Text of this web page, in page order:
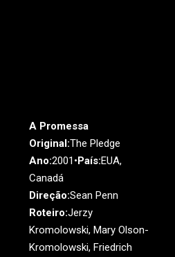
A Promessa
Original:The Pledge
Ano:2001•País:EUA,
Canadá
Direção:Sean Penn
Roteiro:Jerzy
Kromolowski, Mary Olson-
Kromolowski, Friedrich